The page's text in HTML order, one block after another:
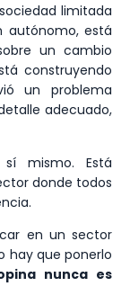
limitada
autónomo, está
un cambio
construyendo
un problema
adecuado,
mismo. Está
donde todos
en un sector
hay que ponerlo
nunca es